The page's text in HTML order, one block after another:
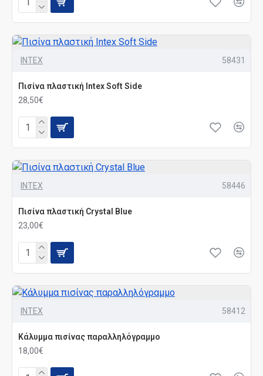
INTEX 58431
Πισίνα πλαστική Intex Soft Side
28,50€
INTEX 58446
Πισίνα πλαστική Crystal Blue
23,00€
INTEX 58412
Κάλυμμα πισίνας παραλληλόγραμμο
18,00€